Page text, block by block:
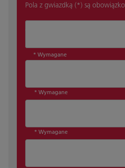
Pola z gwiazdką (*) są
* Wymagane
* Wymagane
* Wymagane